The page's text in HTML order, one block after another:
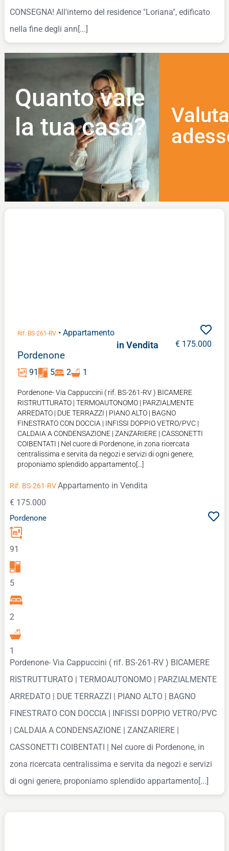
CONSEGNA! All'interno del residence "Loriana", edificato
nella fine degli ann[...]
Quanto vale
la tua casa?
Rif. BS-261-RV • Appartamento
in Vendita
Pordenone
91 5 2 1
€ 175.000
Pordenone- Via Cappuccini ( rif. BS-261-RV ) BICAMERE
RISTRUTTURATO | TERMOAUTONOMO | PARZIALMENTE
ARREDATO | DUE TERRAZZI | PIANO ALTO | BAGNO
FINESTRATO CON DOCCIA | INFISSI DOPPIO VETRO/PVC |
CALDAIA A CONDENSAZIONE | ZANZARIERE | CASSONETTI
COIBENTATI | Nel cuore di Pordenone, in zona ricercata
centralissima e servita da negozi e servizi di ogni genere,
proponiamo splendido appartamento[...]
Rif. BS-261-RVAppartamento in Vendita
€ 175.000
Pordenone
91
5
2
1
Pordenone- Via Cappuccini ( rif. BS-261-RV ) BICAMERE
RISTRUTTURATO | TERMOAUTONOMO | PARZIALMENTE
ARREDATO | DUE TERRAZZI | PIANO ALTO | BAGNO
FINESTRATO CON DOCCIA | INFISSI DOPPIO VETRO/PVC
| CALDAIA A CONDENSAZIONE | ZANZARIERE |
CASSONETTI COIBENTATI | Nel cuore di Pordenone, in
zona ricercata centralissima e servita da negozi e servizi
di ogni genere, proponiamo splendido appartamento[...]